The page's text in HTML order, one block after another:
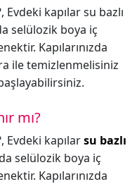
Evdeki kapılar su bazlı
selülozik boya iç
Kapılarınızda
ile temizlenmelisiniz
mı?
Evdeki kapılarsu bazlı
selülozik boya iç
Kapılarınızda